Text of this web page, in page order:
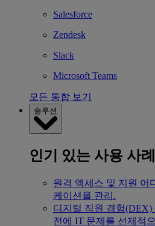
Salesforce
Zendesk
Slack
Microsoft Teams
모든 통합 보기
솔루션
인기 있는 사용 사례
원격 액세스 및 지원 어
케이션을 관리.
디지털 직원 경험(DEX)
전에 IT 문제를 선제적